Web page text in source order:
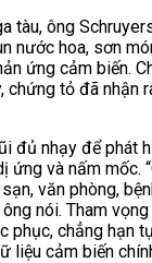
tàu, ông
nước hoa, sơn
ứng cảm biến.
chứng tỏ đã nhận
đủ nhạy để phát
ứng và nấm mốc.
văn phòng,
nói. Tham
phục, chẳng hạn
liệu cảm biến